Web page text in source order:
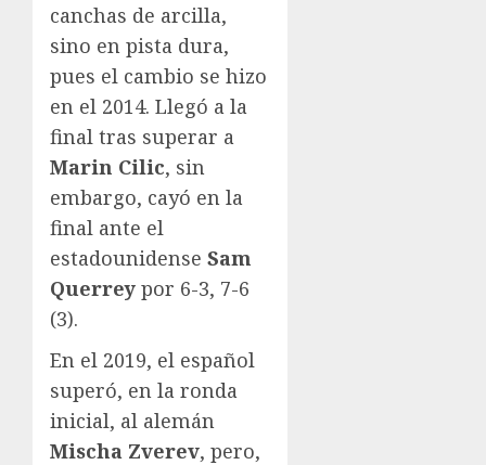
canchas de arcilla,
sino en pista dura,
pues el cambio se hizo
en el 2014. Llegó a la
final tras superar a
Marin Cilic, sin
embargo, cayó en la
final ante el
estadounidense Sam
Querrey por 6-3, 7-6
(3).
En el 2019, el español
superó, en la ronda
inicial, al alemán
Mischa Zverev, pero,